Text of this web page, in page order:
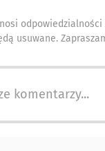
usuwane.
komentarzy...